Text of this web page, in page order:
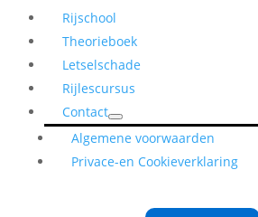
Rijschool
Theorieboek
Letselschade
Rijlescursus
Contact
Algemene voorwaarden
Privace-en Cookieverklaring